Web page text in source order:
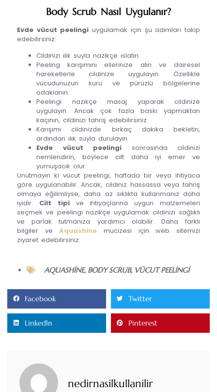
Body Scrub Nasıl Uygulanır?
Evde vücut peelingi uygulamak için şu adımları takip
edebilirsiniz:
Cildinizi ılık suyla nazikçe ıslatın.
Peeling karışımını ellerinize alın ve dairesel
hareketlerle cildinize uygulayın. Özellikle
vücudunuzun kuru ve pürüzlü bölgelerine
odaklanın.
Peelingi nazikçe masaj yaparak cildinize
uygulayın. Ancak çok fazla baskı yapmaktan
kaçının, cildinizi tahriş edebilirsiniz.
Karışımı cildinizde birkaç dakika bekletin,
ardından ılık suyla durulayın.
Evde vücut peelingi sonrasında cildinizi
nemlendirin, böylece cilt daha iyi emer ve
yumuşacık olur.
Unutmayın ki vücut peelingi, haftada bir veya ihtiyaca
göre uygulanabilir. Ancak, cildiniz hassassa veya tahriş
olmaya eğilimliyse, daha az sıklıkta kullanmanız daha
iyidir. Cilt tipive ihtiyaçlarına uygun malzemeleri
seçmek ve peelingi nazikçe uygulamak cildinizi sağlıklı
ve parlak tutmanıza yardımcı olabilir. Daha farklı
bilgiler veAquashine mucizesi için web sitemizi
ziyaret edebilirsiniz.
AQUASHINE, BODY SCRUB, VÜCUT PEELINGI
Facebook Twitter
LinkedIn Pinterest
nedirnasilkullanilir